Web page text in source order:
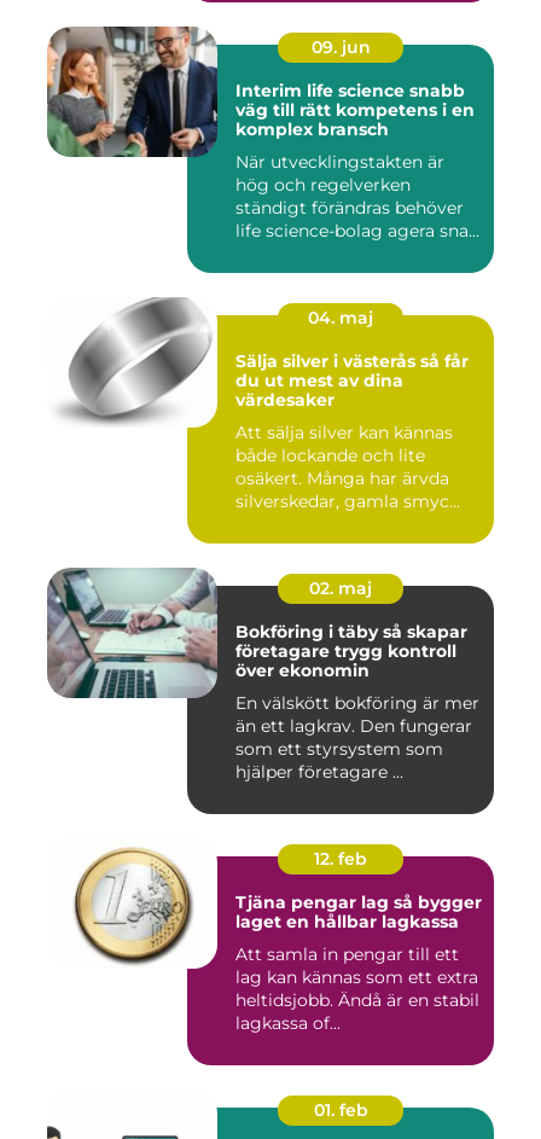
09. jun
Interim life science snabb
väg till rätt kompetens i en
komplex bransch
När utvecklingstakten är
hög och regelverken
ständigt förändras behöver
life science-bolag agera sna...
04. maj
Sälja silver i västerås så får
du ut mest av dina
värdesaker
Att sälja silver kan kännas
både lockande och lite
osäkert. Många har ärvda
silverskedar, gamla smyc...
02. maj
Bokföring i täby så skapar
företagare trygg kontroll
över ekonomin
En välskött bokföring är mer
än ett lagkrav. Den fungerar
som ett styrsystem som
hjälper företagare ...
12. feb
Tjäna pengar lag så bygger
laget en hållbar lagkassa
Att samla in pengar till ett
lag kan kännas som ett extra
heltidsjobb. Ändå är en stabil
lagkassa of...
01. feb